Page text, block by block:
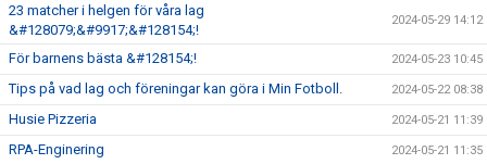
23 matcher i helgen för våra lag
&#128079;&#9917;&#128154;!
2024-05-29 14:12
För barnens bästa &#128154;! 2024-05-23 10:45
Tips på vad lag och föreningar kan göra i Min Fotboll. 2024-05-22 08:38
Husie Pizzeria 2024-05-21 11:39
RPA-Enginering 2024-05-21 11:35